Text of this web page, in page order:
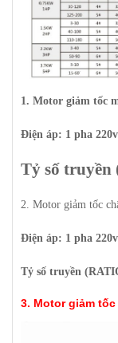
1. Motor giảm tốc
Điện áp: 1 pha
Tỷ số truyền
2. Motor giảm tốc
Điện áp: 1 pha
Tỷ số truyền
3. Motor giảm tốc